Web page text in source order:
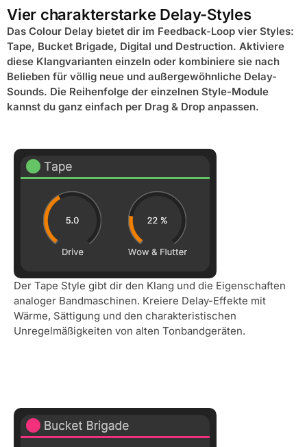
Vier charakterstarke Delay-Styles
Das Colour Delay bietet dir im Feedback-Loop vier Styles:
Tape, Bucket Brigade, Digital und Destruction. Aktiviere
diese Klangvarianten einzeln oder kombiniere sie nach
Belieben für völlig neue und außergewöhnliche Delay-
Sounds. Die Reihenfolge der einzelnen Style-Module
kannst du ganz einfach per Drag & Drop anpassen.
Der Tape Style gibt dir den Klang und die Eigenschaften
analoger Bandmaschinen. Kreiere Delay-Effekte mit
Wärme, Sättigung und den charakteristischen
Unregelmäßigkeiten von alten Tonbandgeräten.